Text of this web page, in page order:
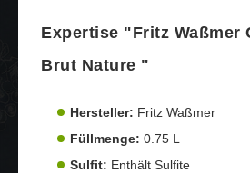
Expertise "Fritz Waßmer
Brut Nature "
Hersteller: Fritz Waßmer
Füllmenge: 0.75 L
Sulfit: Enthält Sulfite